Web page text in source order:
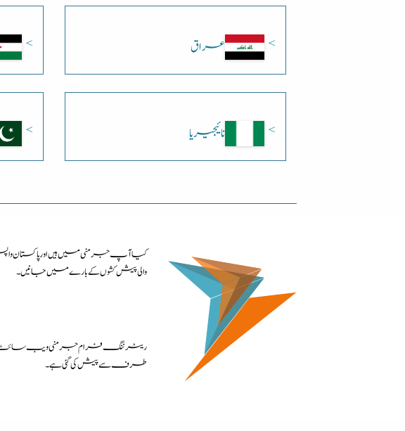
عراق
نائیجیریا
کیا آپ جرمنی میں ہیں اور پاکستان
والی پیش کشوں کے بارے میں جانیں۔
ریٹرننگ فرام جرمنی ویب سائٹ وفاقی
طرف سے پیش کی گئی ہے۔